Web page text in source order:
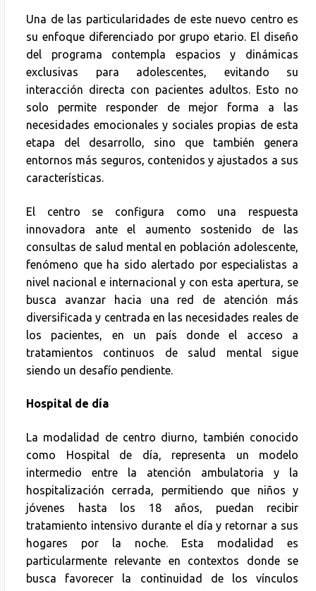
Una de las particularidades de este nuevo centro es
su enfoque diferenciado por grupo etario. El diseño
del programa contempla espacios y dinámicas
exclusivas para adolescentes, evitando su
interacción directa con pacientes adultos. Esto no
solo permite responder de mejor forma a las
necesidades emocionales y sociales propias de esta
etapa del desarrollo, sino que también genera
entornos más seguros, contenidos y ajustados a sus
características.
El centro se configura como una respuesta
innovadora ante el aumento sostenido de las
consultas de salud mental en población adolescente,
fenómeno que ha sido alertado por especialistas a
nivel nacional e internacional y con esta apertura, se
busca avanzar hacia una red de atención más
diversificada y centrada en las necesidades reales de
los pacientes, en un país donde el acceso a
tratamientos continuos de salud mental sigue
siendo un desafío pendiente.
Hospital de día
La modalidad de centro diurno, también conocido
como Hospital de día, representa un modelo
intermedio entre la atención ambulatoria y la
hospitalización cerrada, permitiendo que niños y
jóvenes hasta los 18 años, puedan recibir
tratamiento intensivo durante el día y retornar a sus
hogares por la noche. Esta modalidad es
particularmente relevante en contextos donde se
busca favorecer la continuidad de los vínculos